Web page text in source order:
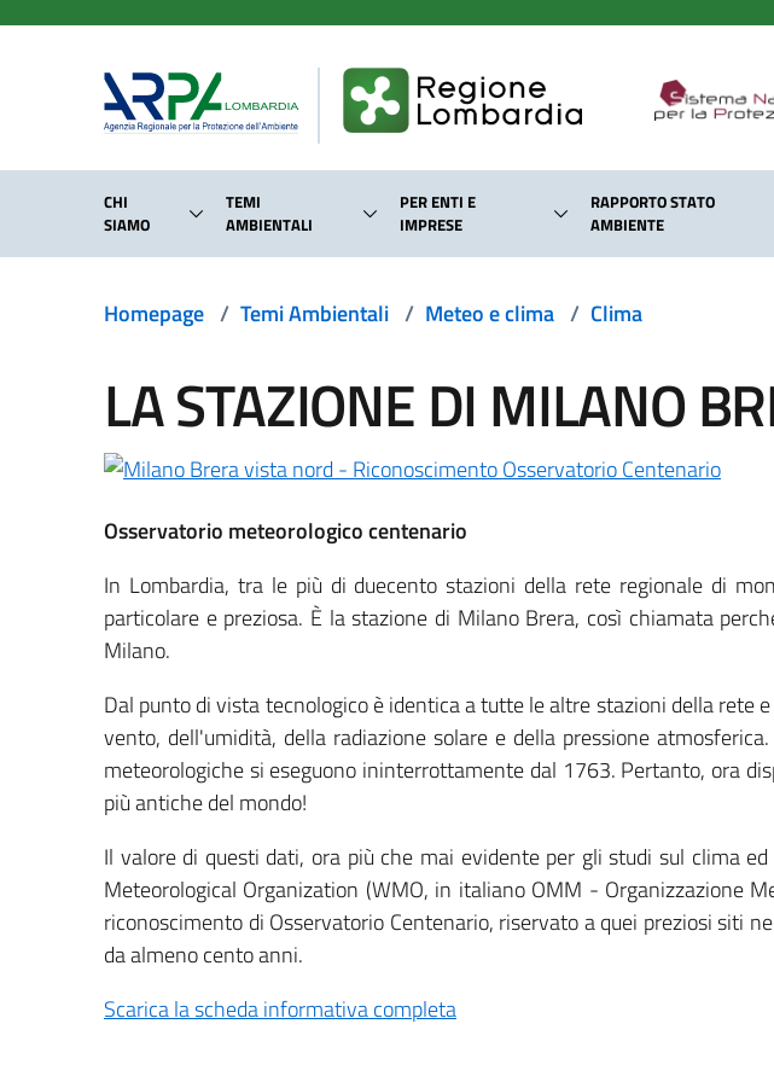
CHI
SIAMO
TEMI
AMBIENTALI
PER ENTI E
IMPRESE
RAPPORTO STATO
AMBIENTE
Homepage / Temi Ambientali / Meteo e clima / Clima
LA STAZIONE DI MILANO
Osservatorio meteorologico centenario
In Lombardia, tra le più di duecento stazioni della rete regionale di
particolare e preziosa. È la stazione di Milano Brera, così chiamata
Milano.
Dal punto di vista tecnologico è identica a tutte le altre stazioni della rete
vento, dell'umidità, della radiazione solare e della pressione
meteorologiche si eseguono ininterrottamente dal 1763. Pertanto, ora
più antiche del mondo!
Il valore di questi dati, ora più che mai evidente per gli studi sul clima
Meteorological Organization (WMO, in italiano OMM - Organizzazione
riconoscimento di Osservatorio Centenario, riservato a quei preziosi siti
da almeno cento anni.
Scarica la scheda informativa completa